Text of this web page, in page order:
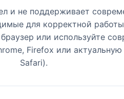
и не поддерживает
для корректной
или используйте
Firefox или
Safari).